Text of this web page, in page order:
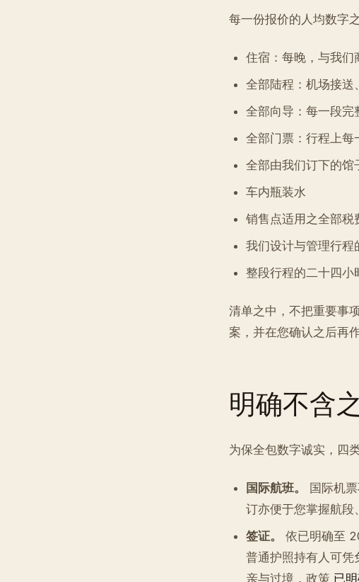
每一份报价的人均数字
住宿：每晚，与我们
全部陆程：机场接送
全部向导：每一段完
全部门票：行程上每
全部由我们订下的馆
车内瓶装水
销售点适用之全部税
我们设计与管理行程
整段行程的二十四小
清单之中，不把重要事
案，并在您确认之后再作
明确不含
为保全包数字诚实，四
国际航班。
国际机
订亦便于您掌握航段
签证。
依已明确至
普通护照持有人可
亲与过境，政策 已